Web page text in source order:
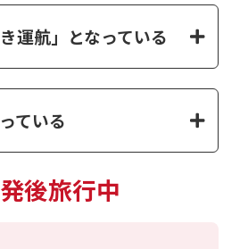
き運航」となっている
ている
後旅行中